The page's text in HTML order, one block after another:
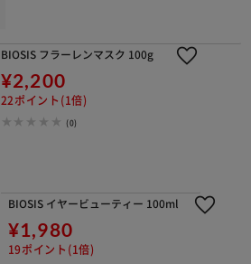
BIOSIS フラーレンマスク 100g
¥2,200
22ポイント(1倍)
(0)
BIOSIS イヤービューティー 100ml
¥1,980
19ポイント(1倍)